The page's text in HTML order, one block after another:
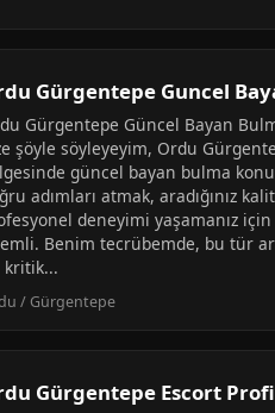
Gürgentepe Guncel
Gürgentepe Güncel Bayan
şöyle söyleyeyim, Ordu
güncel bayan bulma
adımları atmak, aradığınız
deneyimi yaşamanız
Benim tecrübemde, bu tür
kritik...
/ Gürgentepe
Gürgentepe Escort